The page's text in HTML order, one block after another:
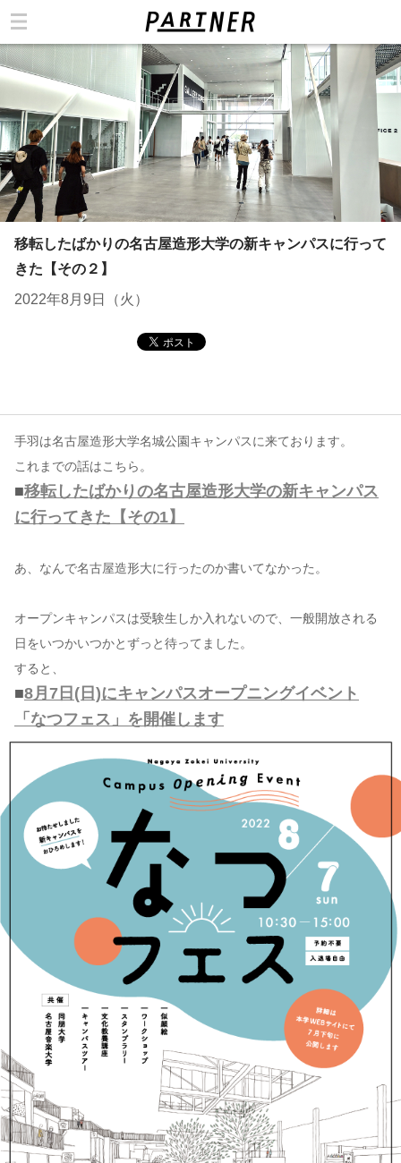
移転したばかりの名古屋造形大学の新キャンパスに行って
きた【その２】
2022年8月9日（火）
手羽は名古屋造形大学名城公園キャンパスに来ております。
これまでの話はこちら。
■移転したばかりの名古屋造形大学の新キャンパス
に行ってきた【その1】
あ、なんで名古屋造形大に行ったのか書いてなかった。
オープンキャンパスは受験生しか入れないので、一般開放される
日をいつかいつかとずっと待ってました。
すると、
■8月7日(日)にキャンパスオープニングイベント
「なつフェス」を開催します
カテゴリ
コンテンツ
このサイトについて
運営会社